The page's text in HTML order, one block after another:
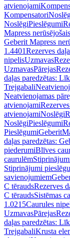
atvienojami
Kompensatori
NoslēgiPieslēgumi
Mapress
Geberit Mapress
1.4401Rezerves
nipelisUzmavas
UzmavasPārejas
daļas paredzētas:
Trejgabali
Neatvienojamas
atvienojami
atvienojamiNoslēgi
NoslēgiPieslēgumi
Pieslēgumi
daļas paredzētas:
piederumiBlīves
caurulēm
Stiprinājumi
savienojumiem
C tēraudsRezerves
C tēraudsSistēmas
1.0215Caurules
UzmavasPārejas
daļas paredzētas:
TrejgabaliKrusta